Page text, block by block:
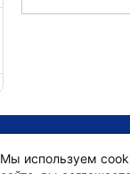
Мы используем